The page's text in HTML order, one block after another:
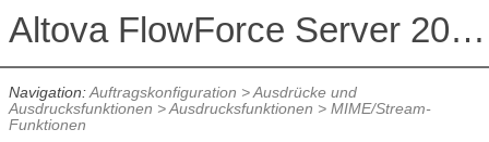
Altova FlowForce Server 2026 Advanced Edition
Navigation:Auftragskonfiguration >Ausdrücke und
Ausdrucksfunktionen >Ausdrucksfunktionen > MIME/Stream-
Funktionen